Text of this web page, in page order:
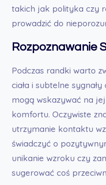
takich jak polityka czy
prowadzić do
Rozpoznawanie
Podczas randki warto
ciała i subtelne
mogą wskazywać na
komfortu. Oczywiste
utrzymanie kontaktu
świadczyć o
unikanie wzroku czy
sugerować coś